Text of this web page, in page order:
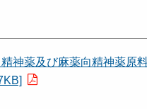
神薬及び麻薬向精神薬原